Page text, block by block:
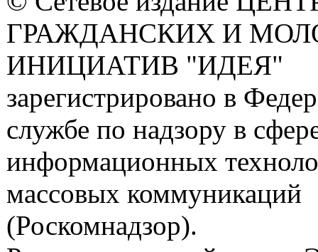
ГРАЖДАНСКИХ И
ИНИЦИАТИВ "ИДЕЯ"
зарегистрировано в
службе по надзору в
информационных
массовых коммуникаций
(Роскомнадзор).